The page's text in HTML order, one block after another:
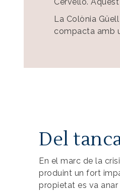
La Colònia
compacta amb
Del
En el marc de la
produint un fort
propietat es va